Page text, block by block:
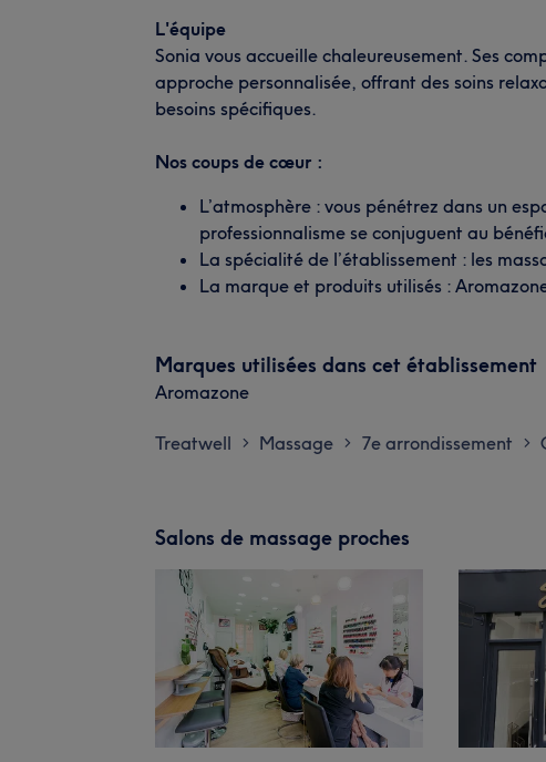
L'équipe
Sonia vous accueille chaleureusement. Ses
approche personnalisée, offrant des soins
besoins spécifiques.
Nos coups de cœur :
L’atmosphère : vous pénétrez dans un
professionnalisme se conjuguent au
La spécialité de l’établissement : les
La marque et produits utilisés :
Marques utilisées dans cet établissement
Aromazone
Treatwell > Massage > 7e arrondissement >
Salons de massage proches